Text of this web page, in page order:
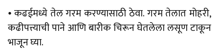
⦁ कढईमध्ये तेल गरम करण्यासाठी ठेवा. गरम तेलात मोहरी,
कढीपत्त्याची पाने आणि बारीक चिरून घेतलेला लसूण टाकून
भाजून घ्या.